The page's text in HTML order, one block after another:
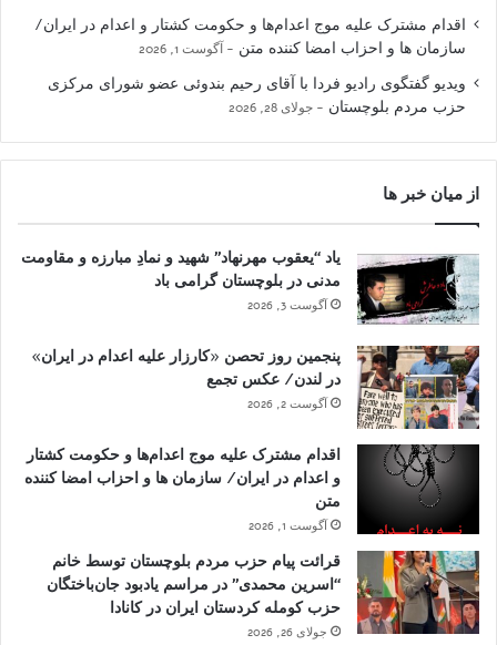
اقدام مشترک علیه موج اعدام‌ها و حکومت کشتار و اعدام در ایران/
سازمان ها و احزاب امضا کننده متن
آگوست 1, 2026
ویدیو گفتگوی رادیو فردا با آقای رحیم بندوئی عضو شورای مرکزی
حزب مردم بلوچستان
جولای 28, 2026
از میان خبر ها
یاد “یعقوب مهرنهاد” شهید و نمادِ مبارزه و مقاومت
مدنی در بلوچستان گرامی باد
آگوست 3, 2026
پنجمین روز تحصن «کارزار علیه اعدام در ایران»
در لندن/ عکس تجمع
آگوست 2, 2026
اقدام مشترک علیه موج اعدام‌ها و حکومت کشتار
و اعدام در ایران/ سازمان ها و احزاب امضا کننده
متن
آگوست 1, 2026
قرائت پیام حزب مردم بلوچستان توسط خانم
“اسرین محمدی” در مراسم یادبود جان‌باختگان
حزب کومله کردستان ایران در کانادا
جولای 26, 2026